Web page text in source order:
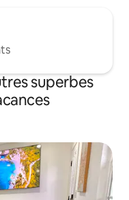
superbes